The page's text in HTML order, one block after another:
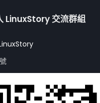
LinuxStory 交流群組